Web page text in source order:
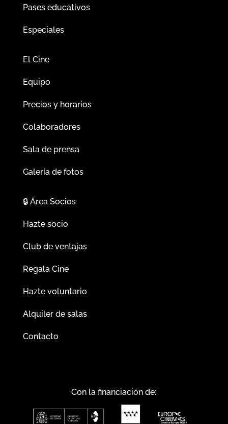
Pases educativos
Especiales
El Cine
Equipo
Precios y horarios
Colaboradores
Sala de prensa
Galería de fotos
🔒Área Socios
Hazte socio
Club de ventajas
Regala Cine
Hazte voluntario
Alquiler de salas
Contacto
Con la financiación de: